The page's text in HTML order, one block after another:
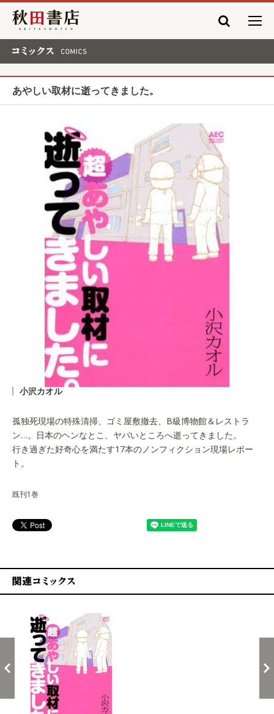
秋田書店
あやしい取材に逝ってきました。
小沢カオル
孤独死現場の特殊清掃、ゴミ屋敷撤去、B級博物館＆レストラ
ン…。日本のヘンなとこ、ヤバいところへ逝ってきました。
行き過ぎた好奇心を満たす17本のノンフィクション現場レポー
ト。
既刊1巻